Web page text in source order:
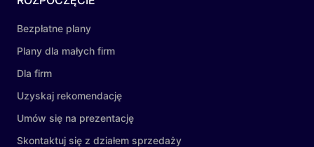
Bezpłatne plany
Plany dla małych firm
Dla firm
Uzyskaj rekomendację
Umów się na prezentację
Skontaktuj się z działem sprzedaży